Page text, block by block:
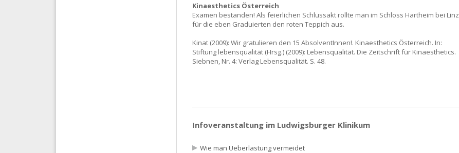
Kinaesthetics Österreich
Examen bestanden! Als feierlichen Schlussakt rollte man im Schloss Hartheim bei Linz
für die eben Graduierten den roten Teppich aus.
Kinat (2009): Wir gratulieren den 15 AbsolventInnen!. Kinaesthetics Österreich. In:
Stiftung lebensqualität (Hrsg.) (2009): Lebensqualität. Die Zeitschrift für Kinaesthetics.
Siebnen, Nr. 4: Verlag Lebensqualität. S. 48.
Infoveranstaltung im Ludwigsburger Klinikum
Wie man Ueberlastung vermeidet